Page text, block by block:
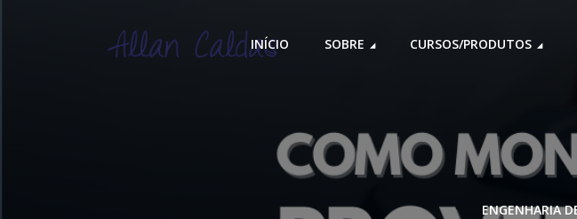
INÍCIO SOBRE CURSOS/PRODUTOS
ENGENHARIA